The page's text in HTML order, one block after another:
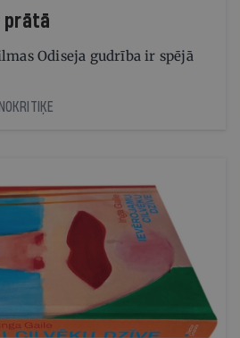
prātā
Odiseja gudrība ir spējā